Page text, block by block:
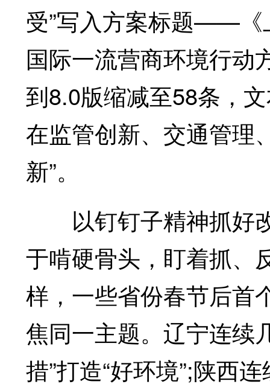
受”写入方案标题——《
国际一流营商环境行动
到8.0版缩减至58条，
在监管创新、交通管理
新”。
以钉钉子精神抓好
于啃硬骨头，盯着抓、
样，一些省份春节后首
焦同一主题。辽宁连续
措”打造“好环境”;陕西